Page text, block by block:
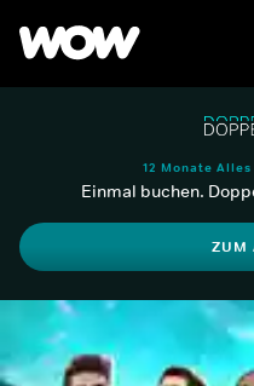
12 Monate Alles
Einmal buchen.
ZUM